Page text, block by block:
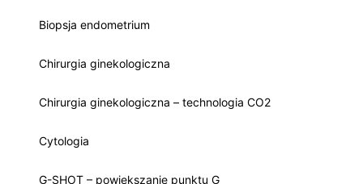
Biopsja endometrium
Chirurgia ginekologiczna
Chirurgia ginekologiczna – technologia CO2
Cytologia
G-SHOT – powiększanie punktu G